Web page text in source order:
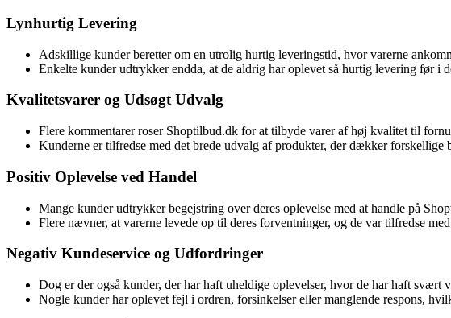
Lynhurtig Levering
Adskillige kunder beretter om en utrolig hurtig leveringstid, hvor varerne
Enkelte kunder udtrykker endda, at de aldrig har oplevet så hurtig levering før i
Kvalitetsvarer og Udsøgt Udvalg
Flere kommentarer roser Shoptilbud.dk for at tilbyde varer af høj kvalitet til
Kunderne er tilfredse med det brede udvalg af produkter, der dækker forskellige
Positiv Oplevelse ved Handel
Mange kunder udtrykker begejstring over deres oplevelse med at handle på
Flere nævner, at varerne levede op til deres forventninger, og de var tilfredse
Negativ Kundeservice og Udfordringer
Dog er der også kunder, der har haft uheldige oplevelser, hvor de har haft svært
Nogle kunder har oplevet fejl i ordren, forsinkelser eller manglende respons,